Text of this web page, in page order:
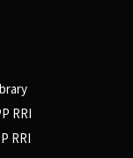
RRI
RRI